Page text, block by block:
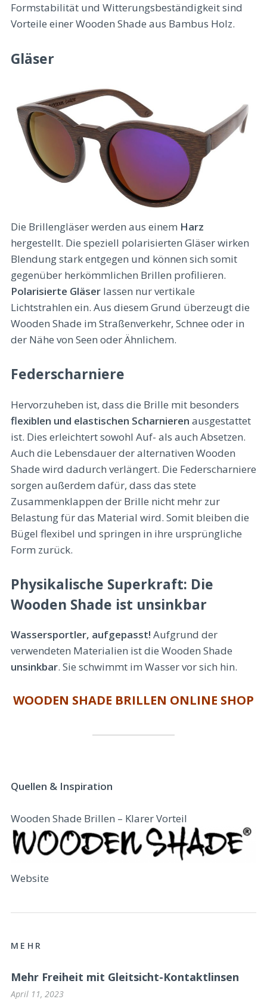
Formstabilität und Witterungsbeständigkeit sind
Vorteile einer Wooden Shade aus Bambus Holz.
Gläser
Die Brillengläser werden aus einem Harz
hergestellt. Die speziell polarisierten Gläser wirken
Blendung stark entgegen und können sich somit
gegenüber herkömmlichen Brillen profilieren.
Polarisierte Gläser lassen nur vertikale
Lichtstrahlen ein. Aus diesem Grund überzeugt die
Wooden Shade im Straßenverkehr, Schnee oder in
der Nähe von Seen oder Ähnlichem.
Federscharniere
Hervorzuheben ist, dass die Brille mit besonders
flexiblen und elastischen Scharnieren ausgestattet
ist. Dies erleichtert sowohl Auf- als auch Absetzen.
Auch die Lebensdauer der alternativen Wooden
Shade wird dadurch verlängert. Die Federscharniere
sorgen außerdem dafür, dass das stete
Zusammenklappen der Brille nicht mehr zur
Belastung für das Material wird. Somit bleiben die
Bügel flexibel und springen in ihre ursprüngliche
Form zurück.
Physikalische Superkraft: Die
Wooden Shade ist unsinkbar
Wassersportler, aufgepasst! Aufgrund der
verwendeten Materialien ist die Wooden Shade
unsinkbar. Sie schwimmt im Wasser vor sich hin.
WOODEN SHADE BRILLEN ONLINE SHOP
Quellen & Inspiration
Wooden Shade Brillen – Klarer Vorteil
Website
MEHR
Mehr Freiheit mit Gleitsicht-Kontaktlinsen
April 11, 2023